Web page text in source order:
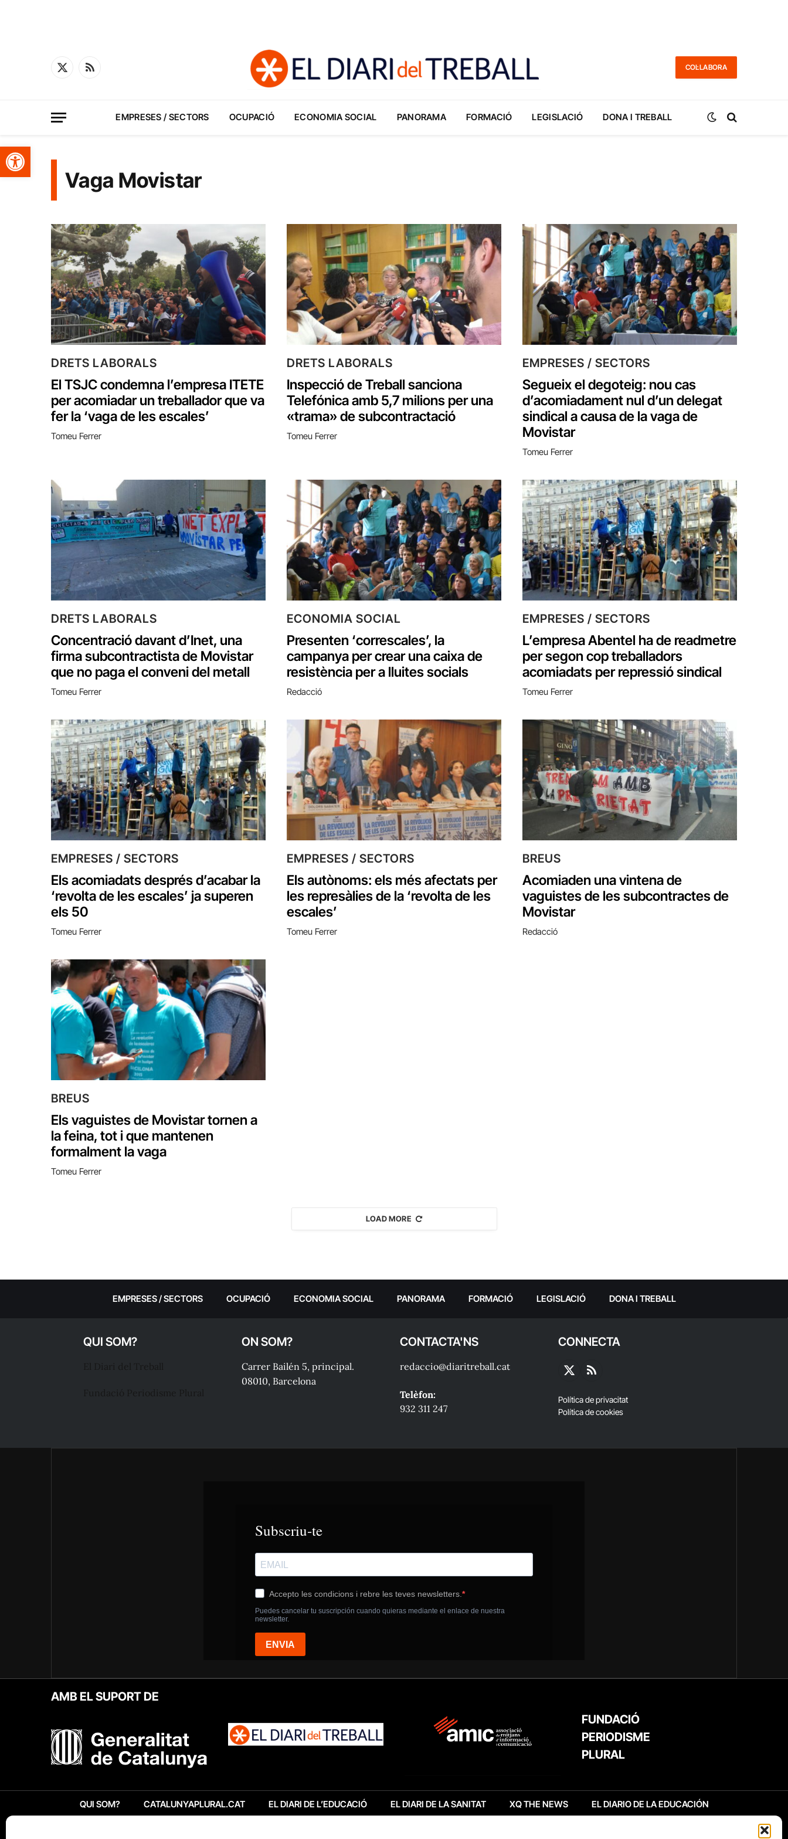
Obre la barra d'eines
X
RSS
COL·LABORA
EMPRESES / SECTORS OCUPACIÓ ECONOMIA SOCIAL PANORAMA FORMACIÓ LEGISLACIÓ DONA I TREBALL
Vaga Movistar
DRETS LABORALS
El TSJC condemna l’empresa ITETE
per acomiadar un treballador que va
fer la ‘vaga de les escales’
Tomeu Ferrer
DRETS LABORALS
Inspecció de Treball sanciona
Telefónica amb 5,7 milions per una
«trama» de subcontractació
Tomeu Ferrer
EMPRESES / SECTORS
Segueix el degoteig: nou cas
d’acomiadament nul d’un delegat
sindical a causa de la vaga de
Movistar
Tomeu Ferrer
DRETS LABORALS
Concentració davant d’Inet, una
firma subcontractista de Movistar
que no paga el conveni del metall
Tomeu Ferrer
ECONOMIA SOCIAL
Presenten ‘correscales’, la
campanya per crear una caixa de
resistència per a lluites socials
Redacció
EMPRESES / SECTORS
L’empresa Abentel ha de readmetre
per segon cop treballadors
acomiadats per repressió sindical
Tomeu Ferrer
EMPRESES / SECTORS
Els acomiadats després d’acabar la
‘revolta de les escales’ ja superen
els 50
Tomeu Ferrer
EMPRESES / SECTORS
Els autònoms: els més afectats per
les represàlies de la ‘revolta de les
escales’
Tomeu Ferrer
BREUS
Acomiaden una vintena de
vaguistes de les subcontractes de
Movistar
Redacció
BREUS
Els vaguistes de Movistar tornen a
la feina, tot i que mantenen
formalment la vaga
Tomeu Ferrer
LOAD MORE
EMPRESES / SECTORS OCUPACIÓ ECONOMIA SOCIAL PANORAMA FORMACIÓ LEGISLACIÓ DONA I TREBALL
QUI SOM? ON SOM?
Carrer Bailén 5, principal.
08010, Barcelona
CONTACTA'NS
redaccio@diaritreball.cat
Telèfon:
932 311 247
CONNECTA
X
RSS
Política de privacitat
Política de cookies
AMB EL SUPORT DE
FUNDACIÓ
PERIODISME
PLURAL
QUI SOM? CATALUNYAPLURAL.CAT EL DIARI DE L’EDUCACIÓ EL DIARI DE LA SANITAT XQ THE NEWS EL DIARIO DE LA EDUCACIÓN